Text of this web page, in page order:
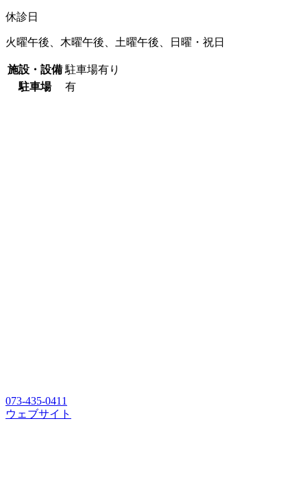
休診日
火曜午後、木曜午後、土曜午後、日曜・祝日
施設・設備 駐車場有り
駐車場
有
073-435-0411
ウェブサイト